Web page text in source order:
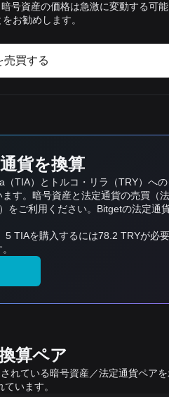
号資産の価格は急激に変動する可能
お勧めします。
売買する
貨を換算
TIA）とトルコ・リラ（TRY）へ
す。暗号資産と法定通貨の売買
）をご利用ください。Bitgetの法定通
TIAを購入するには78.2 TRYが
算ペア
れている暗号資産／法定通貨ペア
います。